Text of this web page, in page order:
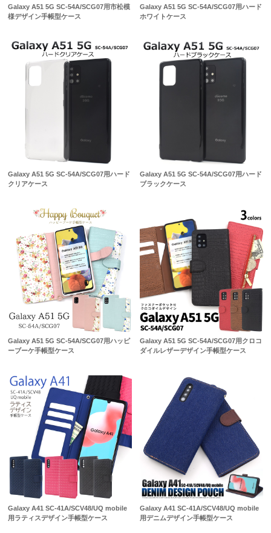
Galaxy A51 5G SC-54A/SCG07用市松模
様デザイン手帳型ケース
Galaxy A51 5G SC-54A/SCG07用ハード
ホワイトケース
Galaxy A51 5G SC-54A/SCG07用ハード
クリアケース
Galaxy A51 5G SC-54A/SCG07用ハード
ブラックケース
Galaxy A51 5G SC-54A/SCG07用ハッピ
ーブーケ手帳型ケース
Galaxy A51 5G SC-54A/SCG07用クロコ
ダイルレザーデザイン手帳型ケース
Galaxy A41 SC-41A/SCV48/UQ mobile
用ラティスデザイン手帳型ケース
Galaxy A41 SC-41A/SCV48/UQ mobile
用デニムデザイン手帳型ケース